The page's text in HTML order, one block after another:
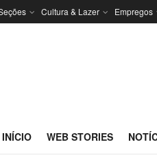
Cultura & Lazer Empregos
INÍCIO WEB STORIES